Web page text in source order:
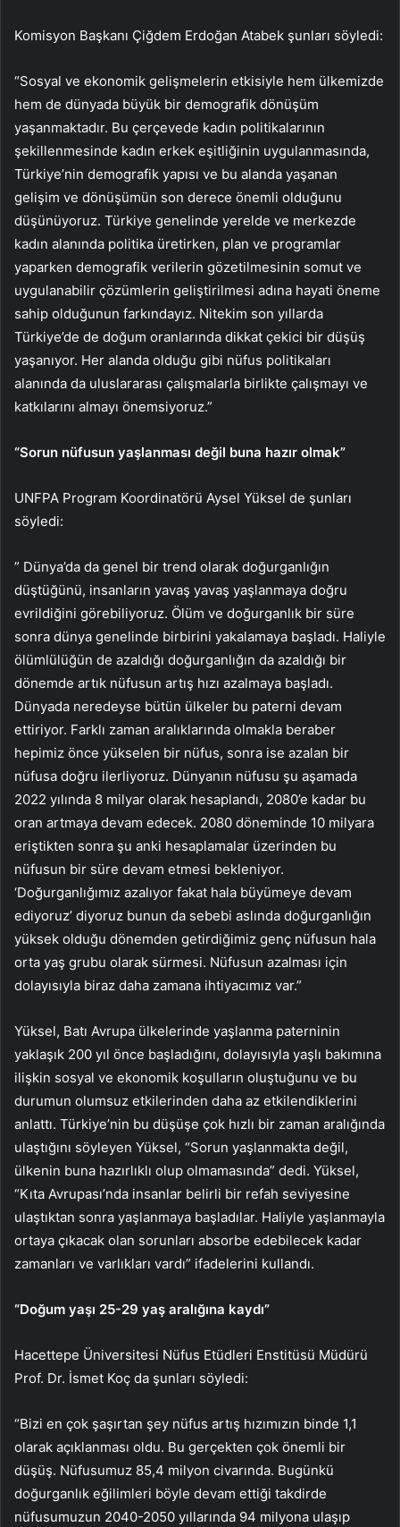
Komisyon Başkanı Çiğdem Erdoğan Atabek şunları söyledi:
“Sosyal ve ekonomik gelişmelerin etkisiyle hem ülkemizde
hem de dünyada büyük bir demografik dönüşüm
yaşanmaktadır. Bu çerçevede kadın politikalarının
şekillenmesinde kadın erkek eşitliğinin uygulanmasında,
Türkiye’nin demografik yapısı ve bu alanda yaşanan
gelişim ve dönüşümün son derece önemli olduğunu
düşünüyoruz. Türkiye genelinde yerelde ve merkezde
kadın alanında politika üretirken, plan ve programlar
yaparken demografik verilerin gözetilmesinin somut ve
uygulanabilir çözümlerin geliştirilmesi adına hayati öneme
sahip olduğunun farkındayız. Nitekim son yıllarda
Türkiye’de de doğum oranlarında dikkat çekici bir düşüş
yaşanıyor. Her alanda olduğu gibi nüfus politikaları
alanında da uluslararası çalışmalarla birlikte çalışmayı ve
katkılarını almayı önemsiyoruz.”
“Sorun nüfusun yaşlanması değil buna hazır olmak”
UNFPA Program Koordinatörü Aysel Yüksel de şunları
söyledi:
” Dünya’da da genel bir trend olarak doğurganlığın
düştüğünü, insanların yavaş yavaş yaşlanmaya doğru
evrildiğini görebiliyoruz. Ölüm ve doğurganlık bir süre
sonra dünya genelinde birbirini yakalamaya başladı. Haliyle
ölümlülüğün de azaldığı doğurganlığın da azaldığı bir
dönemde artık nüfusun artış hızı azalmaya başladı.
Dünyada neredeyse bütün ülkeler bu paterni devam
ettiriyor. Farklı zaman aralıklarında olmakla beraber
hepimiz önce yükselen bir nüfus, sonra ise azalan bir
nüfusa doğru ilerliyoruz. Dünyanın nüfusu şu aşamada
2022 yılında 8 milyar olarak hesaplandı, 2080’e kadar bu
oran artmaya devam edecek. 2080 döneminde 10 milyara
eriştikten sonra şu anki hesaplamalar üzerinden bu
nüfusun bir süre devam etmesi bekleniyor.
‘Doğurganlığımız azalıyor fakat hala büyümeye devam
ediyoruz’ diyoruz bunun da sebebi aslında doğurganlığın
yüksek olduğu dönemden getirdiğimiz genç nüfusun hala
orta yaş grubu olarak sürmesi. Nüfusun azalması için
dolayısıyla biraz daha zamana ihtiyacımız var.”
Yüksel, Batı Avrupa ülkelerinde yaşlanma paterninin
yaklaşık 200 yıl önce başladığını, dolayısıyla yaşlı bakımına
ilişkin sosyal ve ekonomik koşulların oluştuğunu ve bu
durumun olumsuz etkilerinden daha az etkilendiklerini
anlattı. Türkiye’nin bu düşüşe çok hızlı bir zaman aralığında
ulaştığını söyleyen Yüksel, “Sorun yaşlanmakta değil,
ülkenin buna hazırlıklı olup olmamasında” dedi. Yüksel,
“Kıta Avrupası’nda insanlar belirli bir refah seviyesine
ulaştıktan sonra yaşlanmaya başladılar. Haliyle yaşlanmayla
ortaya çıkacak olan sorunları absorbe edebilecek kadar
zamanları ve varlıkları vardı” ifadelerini kullandı.
“Doğum yaşı 25-29 yaş aralığına kaydı”
Hacettepe Üniversitesi Nüfus Etüdleri Enstitüsü Müdürü
Prof. Dr. İsmet Koç da şunları söyledi:
“Bizi en çok şaşırtan şey nüfus artış hızımızın binde 1,1
olarak açıklanması oldu. Bu gerçekten çok önemli bir
düşüş. Nüfusumuz 85,4 milyon civarında. Bugünkü
doğurganlık eğilimleri böyle devam ettiği takdirde
nüfusumuzun 2040-2050 yıllarında 94 milyona ulaşıp